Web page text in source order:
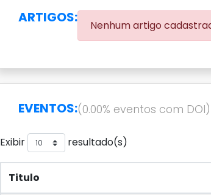
ARTIGOS: Nenhum artigo
EVENTOS:(0.00% eventos com DOI)
Exibir resultado(s)
Titulo